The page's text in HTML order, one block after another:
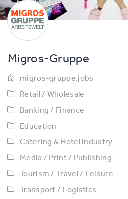
Migros-Gruppe
migros-gruppe.jobs
Retail / Wholesale
Banking / Finance
Education
Catering & Hotel industry
Media / Print / Publishing
Tourism / Travel / Leisure
Transport / Logistics